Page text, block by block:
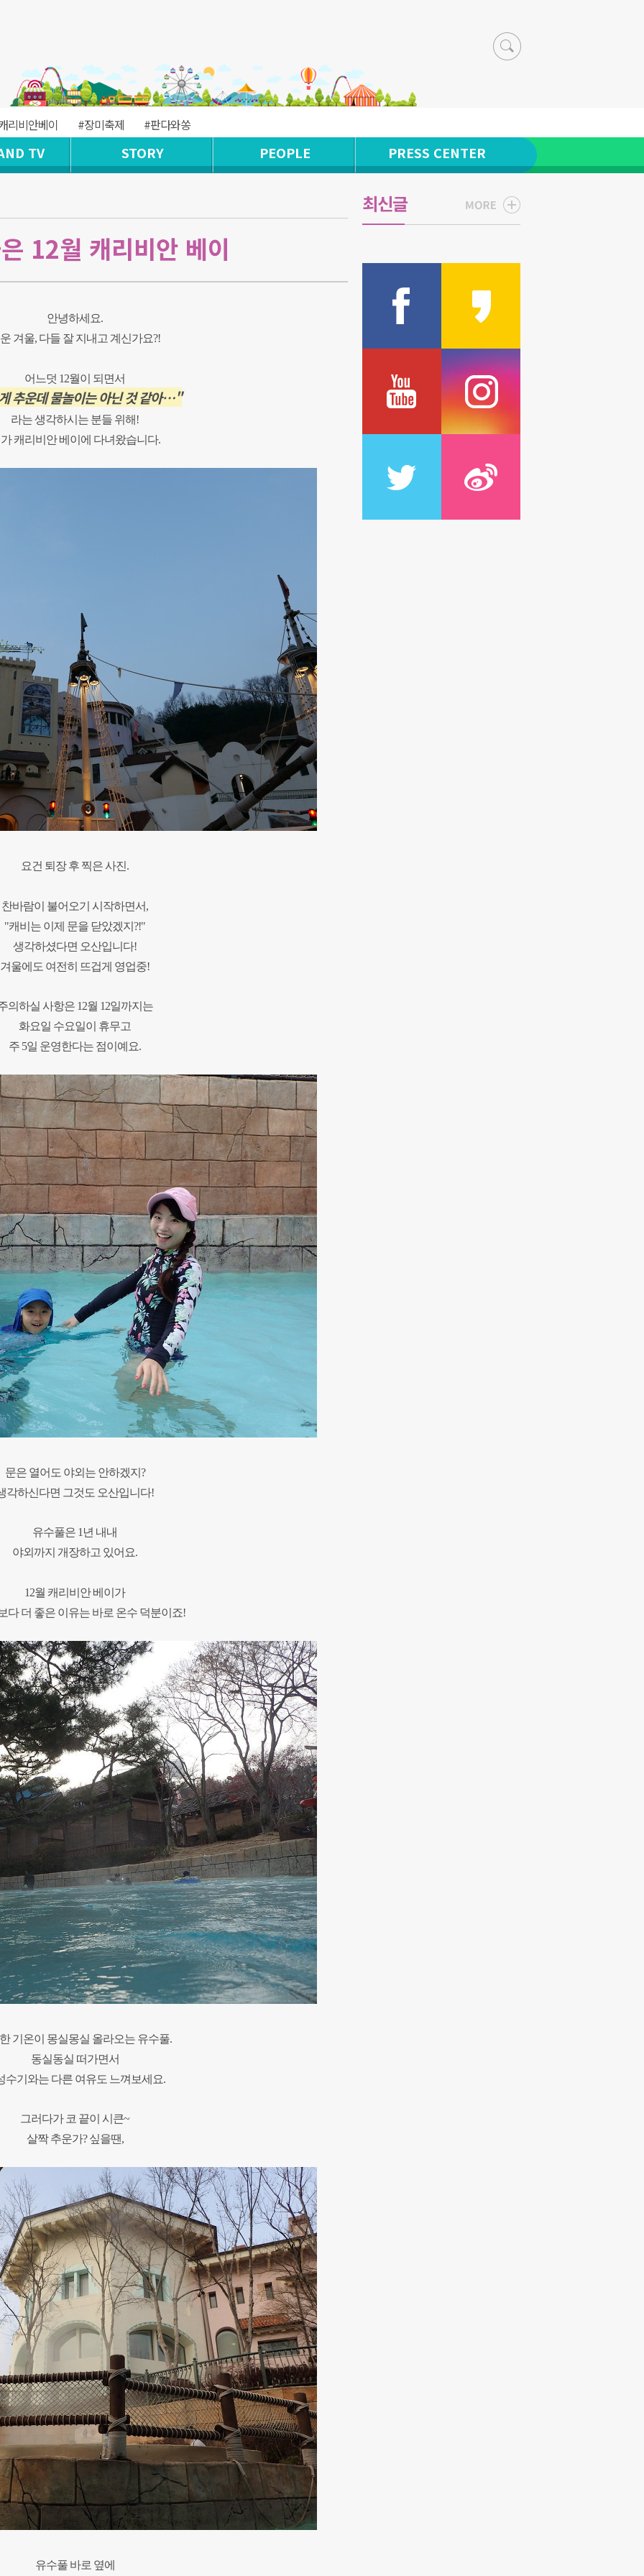
리비안베이 #장미축제 #판다와쏭
TV STORY PEOPLE PRESS CENTER
12월 캐리비안 베이
안녕하세요.
겨울, 다들 잘 지내고 계신가요?!
어느덧 12월이 되면서
추운데 물놀이는 아닌 것 같아…"
라는 생각하시는 분들 위해!
캐리비안 베이에 다녀왔습니다.
요건 퇴장 후 찍은 사진.
찬바람이 불어오기 시작하면서,
"캐비는 이제 문을 닫았겠지?!"
생각하셨다면 오산입니다!
겨울에도 여전히 뜨겁게 영업중!
의하실 사항은 12월 12일까지는
화요일 수요일이 휴무고
주 5일 운영한다는 점이예요.
문은 열어도 야외는 안하겠지?
각하신다면 그것도 오산입니다!
유수풀은 1년 내내
야외까지 개장하고 있어요.
12월 캐리비안 베이가
다 더 좋은 이유는 바로 온수 덕분이죠!
기온이 몽실몽실 올라오는 유수풀.
동실동실 떠가면서
수기와는 다른 여유도 느껴보세요.
그러다가 코 끝이 시큰~
살짝 추운가? 싶을땐,
유수풀 바로 옆에
최신글